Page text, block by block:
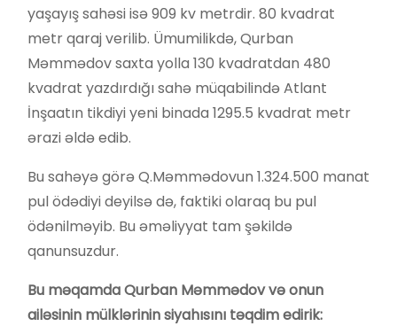
yaşayış sahəsi isə 909 kv metrdir. 80 kvadrat
metr qaraj verilib. Ümumilikdə, Qurban
Məmmədov saxta yolla 130 kvadratdan 480
kvadrat yazdırdığı sahə müqabilində Atlant
İnşaatın tikdiyi yeni binada 1295.5 kvadrat metr
ərazi əldə edib.
Bu sahəyə görə Q.Məmmədovun 1.324.500 manat
pul ödədiyi deyilsə də, faktiki olaraq bu pul
ödənilməyib. Bu əməliyyat tam şəkildə
qanunsuzdur.
Bu məqamda Qurban Məmmədov və onun
ailəsinin mülklərinin siyahısını təqdim edirik: